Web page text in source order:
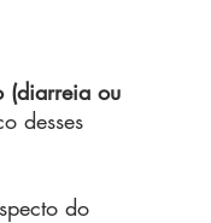
(diarreia ou
desses
do